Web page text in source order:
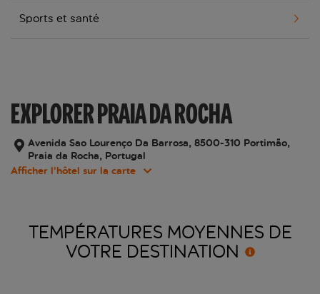
Sports et santé
EXPLORER PRAIA DA ROCHA
Avenida Sao Lourenço Da Barrosa, 8500-310 Portimão,
Praia da Rocha, Portugal
Afficher l’hôtel sur la carte
TEMPÉRATURES MOYENNES DE
VOTRE DESTINATION